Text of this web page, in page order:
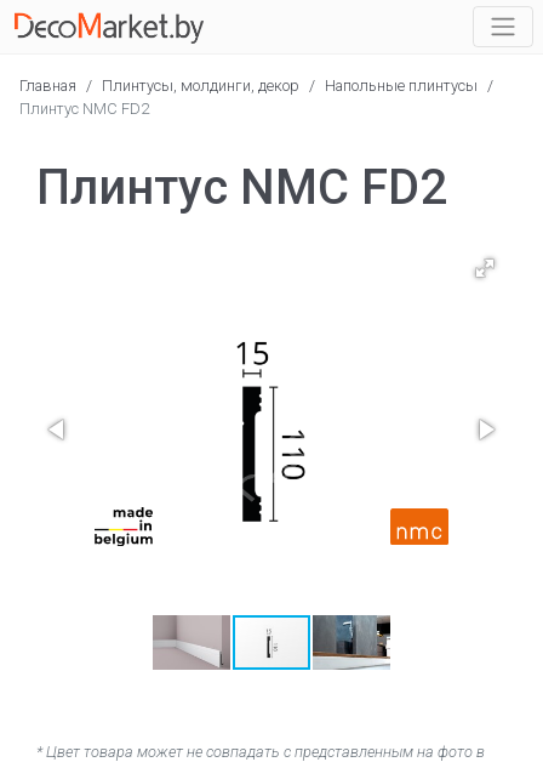
Главная / Плинтусы, молдинги, декор / Напольные плинтусы /
Плинтус NMC FD2
Плинтус NMC FD2
* Цвет товара может не совпадать с представленным на фото в